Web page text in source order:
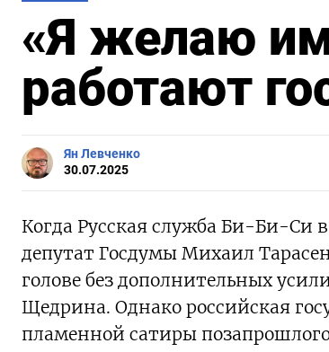
«Я желаю
работают
Ян Левченко
30.07.2025
Когда Русская служба Би-Би-Си
депутат Госдумы Михаил
голове без дополнительных
Щедрина. Однако российская
пламенной сатиры